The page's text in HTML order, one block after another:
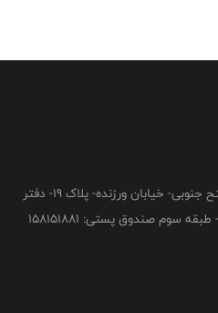
تهران- میدان هفت تیر- خیابان مفتح جنوبی- خیابان ورزنده- پلاک 19- دفتر
صندوق پستی: 158151881